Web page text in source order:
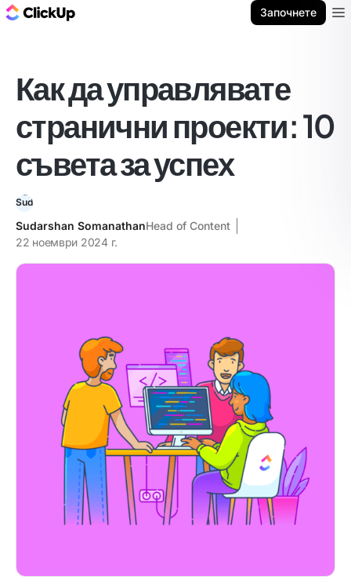
Започнете
Как да управлявате
странични проекти: 10
съвета за успех
Sudarshan SomanathanHead of Content
22 ноември 2024 г.